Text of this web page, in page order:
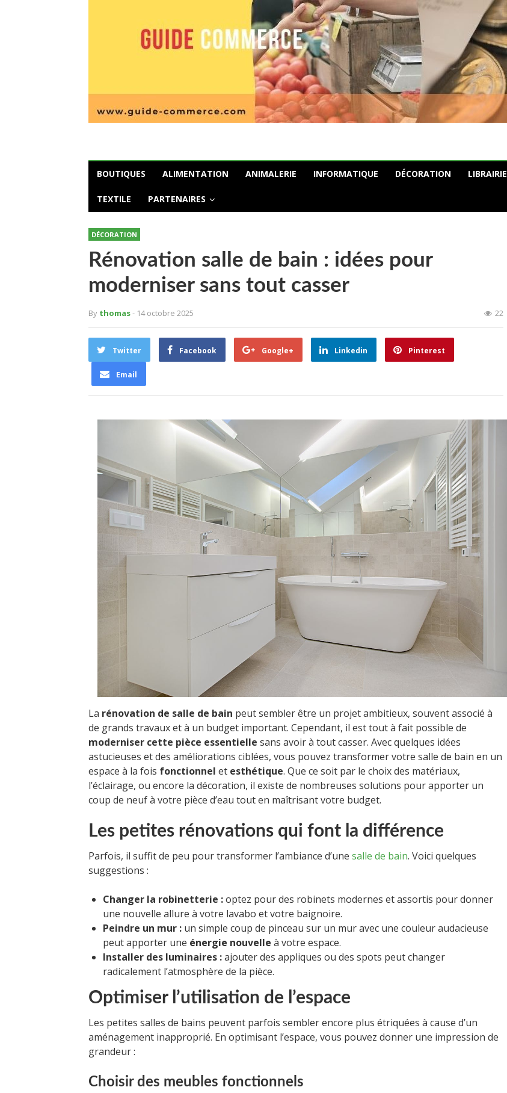
BOUTIQUES ALIMENTATION ANIMALERIE INFORMATIQUE DÉCORATION LIBRAIRIE
TEXTILE PARTENAIRES
DÉCORATION
Rénovation salle de bain : idées pour
moderniser sans tout casser
By thomas- 14 octobre 2025 22
Twitter Facebook Google+ Linkedin Pinterest
Email
La rénovation de salle de bain peut sembler être un projet ambitieux, souvent associé à
de grands travaux et à un budget important. Cependant, il est tout à fait possible de
moderniser cette pièce essentielle sans avoir à tout casser. Avec quelques idées
astucieuses et des améliorations ciblées, vous pouvez transformer votre salle de bain en un
espace à la fois fonctionnel et esthétique. Que ce soit par le choix des matériaux,
l’éclairage, ou encore la décoration, il existe de nombreuses solutions pour apporter un
coup de neuf à votre pièce d’eau tout en maîtrisant votre budget.
Les petites rénovations qui font la différence
Parfois, il suffit de peu pour transformer l’ambiance d’une salle de bain. Voici quelques
suggestions :
Changer la robinetterie :optez pour des robinets modernes et assortis pour donner
une nouvelle allure à votre lavabo et votre baignoire.
Peindre un mur : un simple coup de pinceau sur un mur avec une couleur audacieuse
peut apporter une énergie nouvelle à votre espace.
Installer des luminaires :ajouter des appliques ou des spots peut changer
radicalement l’atmosphère de la pièce.
Optimiser l’utilisation de l’espace
Les petites salles de bains peuvent parfois sembler encore plus étriquées à cause d’un
aménagement inapproprié. En optimisant l’espace, vous pouvez donner une impression de
grandeur :
Choisir des meubles fonctionnels